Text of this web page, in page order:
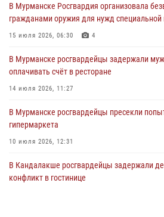
30 июля 2026, 14:05
В Управлении Росгвардии по Мурманской
равноапостольного великого князя
29 июля 2026, 12:17 4
баре на улице Орликовой
29 июля 2026, 09:34
В Мурманске Росгвардия организовала
гражданами оружия для нужд специальной
15 июля 2026, 06:30 4
В Мурманске росгвардейцы задержали
оплачивать счёт в ресторане
14 июля 2026, 11:27
В Мурманске росгвардейцы пресекли
гипермаркета
10 июля 2026, 12:31
В Кандалакше росгвардейцы задержали
конфликт в гостинице